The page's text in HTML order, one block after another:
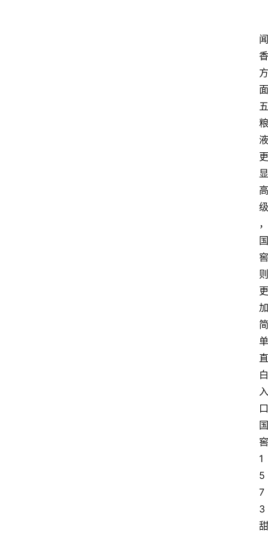
闻
香
方
面
五
粮
液
更
显
高
级
，
国
窖
则
更
加
简
单
直
白
入
口
国
窖
1
5
7
3
甜